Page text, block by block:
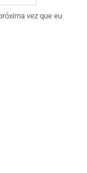
vez que eu